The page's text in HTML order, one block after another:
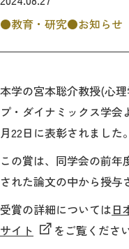
報道関係の方
教育
研究
学生生活
留学・国際交流
キャリア
教育・研究
お知らせ
本学の宮本聡介教授(心
プ・ダイナミックス学会
月22日に表彰されました。
この賞は、同学会の前
された論文の中から授与
受賞の詳細については日
サイト
をご覧ください